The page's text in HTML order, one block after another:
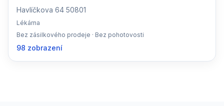
Havlíčkova 64 50801
Lékárna
Bez zásilkového prodeje · Bez pohotovosti
98 zobrazení